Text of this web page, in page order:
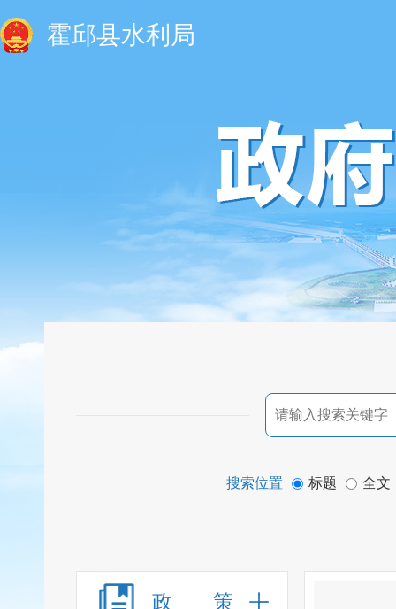
霍邱县水利局
搜索位置 标题 全文
政 策